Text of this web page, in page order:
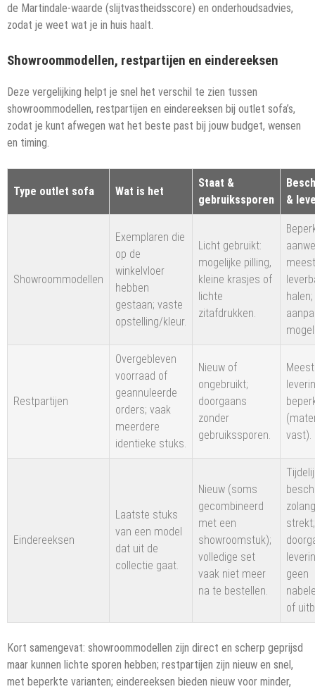
de Martindale-waarde (slijtvastheidsscore) en onderhoudsadvies,
zodat je weet wat je in huis haalt.
Showroommodellen, restpartijen en eindereeksen
Deze vergelijking helpt je snel het verschil te zien tussen
showroommodellen, restpartijen en eindereeksen bij outlet sofa’s,
zodat je kunt afwegen wat het beste past bij jouw budget, wensen
en timing.
Type outlet sofa Wat is het
Staat &
gebruikssporen
&
Showroommodellen
Exemplaren die
op de
winkelvloer
hebben
gestaan; vaste
opstelling/kleur.
Licht gebruikt:
mogelijke pilling,
kleine krasjes of
lichte
zitafdrukken.
Restpartijen
Overgebleven
voorraad of
geannuleerde
orders; vaak
meerdere
identieke stuks.
Nieuw of
ongebruikt;
doorgaans
zonder
gebruikssporen.
vast).
Eindereeksen
Laatste stuks
van een model
dat uit de
collectie gaat.
Nieuw (soms
gecombineerd
met een
showroomstuk);
volledige set
vaak niet meer
na te bestellen.
strekt;
geen
of
Kort samengevat: showroommodellen zijn direct en scherp geprijsd
maar kunnen lichte sporen hebben; restpartijen zijn nieuw en snel,
met beperkte varianten; eindereeksen bieden nieuw voor minder,